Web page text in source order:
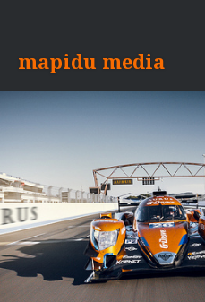
contenu
mapidu media